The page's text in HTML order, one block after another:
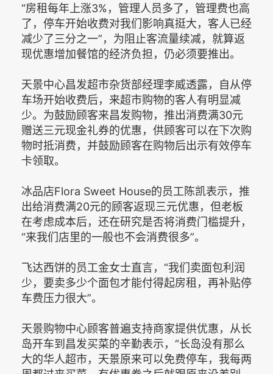
“房租每年上涨3%，管理人员多了，管理费也高
了，停车开始收费对我们影响真挺大，客人已经
减少了三分之一”，为阻止客流量续减，就算返
现优惠增加餐馆的经济负担，仍必须要推出。
天景中心昌发超市杂货部经理李威透露，自从停
车场开始收费后，来超市购物的客人有明显减
少。为鼓励顾客来昌发购物，推出消费满30元
赠送三元现金礼券的优惠，供顾客可以在下次购
物时抵消费，并鼓励顾客在购物后出示有效停车
卡领取。
冰品店Flora Sweet House的员工陈凯表示，推
出给消费满20元的顾客返现三元优惠，但老板
在考虑成本后，还在研究是否将消费门槛提升，
“来我们店里的一般也不会消费很多”。
飞达西饼的员工金女士直言，“我们卖面包利润
少，要卖多少个面包才能付得起房租，再补贴停
车费压力很大”。
天景购物中心顾客普遍支持商家提供优惠，从长
岛开车到昌发买菜的辛勤表示，“长岛没有那么
大的华人超市，天景原来可以免费停车，我每两